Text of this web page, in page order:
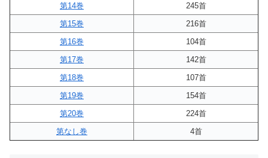
第14巻
245首
第15巻
216首
第16巻
104首
第17巻
142首
第18巻
107首
第19巻
154首
第20巻
224首
第なし巻
4首